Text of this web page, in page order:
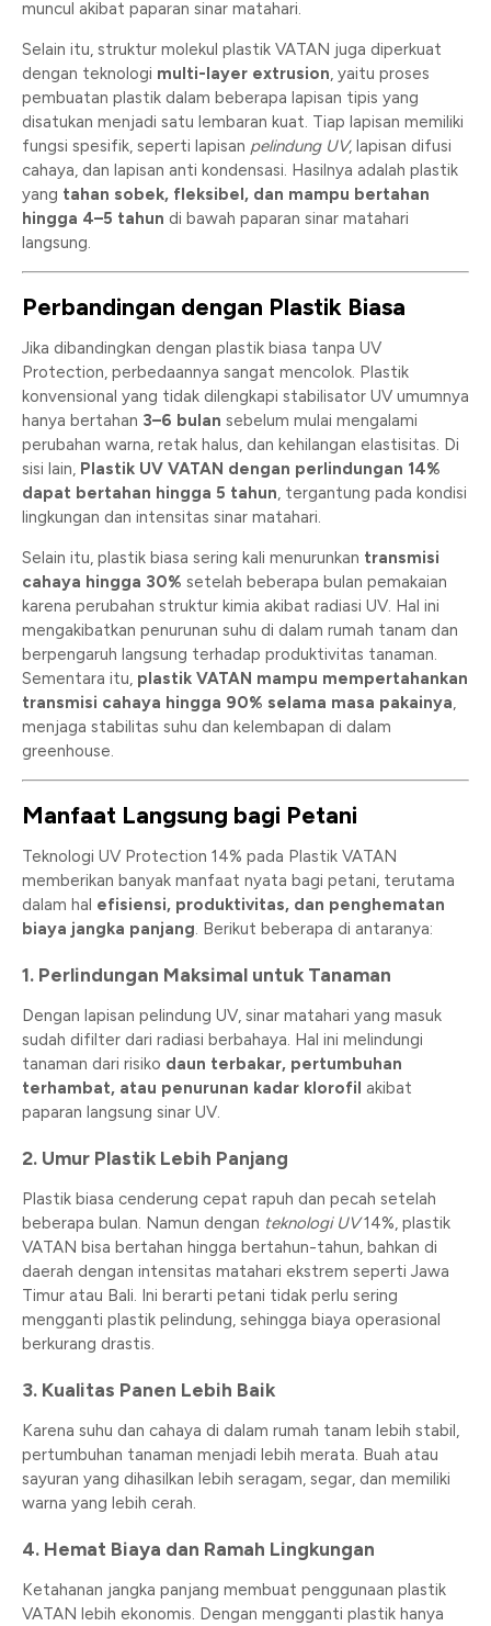
muncul akibat paparan sinar matahari.
Selain itu, struktur molekul plastik VATAN juga diperkuat
dengan teknologi multi-layer extrusion, yaitu proses
pembuatan plastik dalam beberapa lapisan tipis yang
disatukan menjadi satu lembaran kuat. Tiap lapisan memiliki
fungsi spesifik, seperti lapisan pelindung UV, lapisan difusi
cahaya, dan lapisan anti kondensasi. Hasilnya adalah plastik
yang tahan sobek, fleksibel, dan mampu bertahan
hingga 4–5 tahun di bawah paparan sinar matahari
langsung.
Perbandingan dengan Plastik Biasa
Jika dibandingkan dengan plastik biasa tanpa UV
Protection, perbedaannya sangat mencolok. Plastik
konvensional yang tidak dilengkapi stabilisator UV umumnya
hanya bertahan 3–6 bulan sebelum mulai mengalami
perubahan warna, retak halus, dan kehilangan elastisitas. Di
sisi lain, Plastik UV VATAN dengan perlindungan 14%
dapat bertahan hingga 5 tahun, tergantung pada kondisi
lingkungan dan intensitas sinar matahari.
Selain itu, plastik biasa sering kali menurunkan transmisi
cahaya hingga 30% setelah beberapa bulan pemakaian
karena perubahan struktur kimia akibat radiasi UV. Hal ini
mengakibatkan penurunan suhu di dalam rumah tanam dan
berpengaruh langsung terhadap produktivitas tanaman.
Sementara itu, plastik VATAN mampu mempertahankan
transmisi cahaya hingga 90% selama masa pakainya,
menjaga stabilitas suhu dan kelembapan di dalam
greenhouse.
Manfaat Langsung bagi Petani
Teknologi UV Protection 14% pada Plastik VATAN
memberikan banyak manfaat nyata bagi petani, terutama
dalam hal efisiensi, produktivitas, dan penghematan
biaya jangka panjang. Berikut beberapa di antaranya:
1. Perlindungan Maksimal untuk Tanaman
Dengan lapisan pelindung UV, sinar matahari yang masuk
sudah difilter dari radiasi berbahaya. Hal ini melindungi
tanaman dari risiko daun terbakar, pertumbuhan
terhambat, atau penurunan kadar klorofil akibat
paparan langsung sinar UV.
2. Umur Plastik Lebih Panjang
Plastik biasa cenderung cepat rapuh dan pecah setelah
beberapa bulan. Namun dengan teknologi UV14%, plastik
VATAN bisa bertahan hingga bertahun-tahun, bahkan di
daerah dengan intensitas matahari ekstrem seperti Jawa
Timur atau Bali. Ini berarti petani tidak perlu sering
mengganti plastik pelindung, sehingga biaya operasional
berkurang drastis.
3. Kualitas Panen Lebih Baik
Karena suhu dan cahaya di dalam rumah tanam lebih stabil,
pertumbuhan tanaman menjadi lebih merata. Buah atau
sayuran yang dihasilkan lebih seragam, segar, dan memiliki
warna yang lebih cerah.
4. Hemat Biaya dan Ramah Lingkungan
Ketahanan jangka panjang membuat penggunaan plastik
VATAN lebih ekonomis. Dengan mengganti plastik hanya